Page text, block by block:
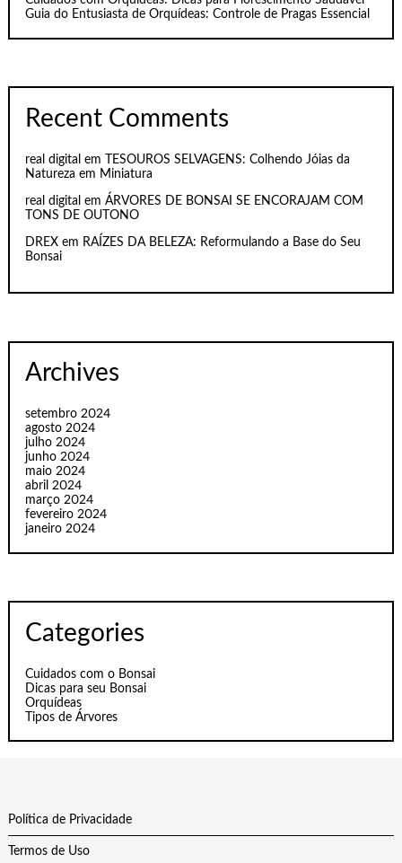
Guia do Entusiasta de Orquídeas: Controle de Pragas Essencial
Recent Comments
real digital em
TESOUROS SELVAGENS: Colhendo Jóias da
Natureza em Miniatura
real digital emÁRVORES DE BONSAI SE ENCORAJAM COM
TONS DE OUTONO
DREX em RAÍZES DA BELEZA: Reformulando a Base do Seu
Bonsai
Archives
setembro 2024
agosto 2024
julho 2024
junho 2024
maio 2024
abril 2024
março 2024
fevereiro 2024
janeiro 2024
Categories
Cuidados com o Bonsai
Dicas para seu Bonsai
Orquídeas
Tipos de Árvores
Política de Privacidade
Termos de Uso